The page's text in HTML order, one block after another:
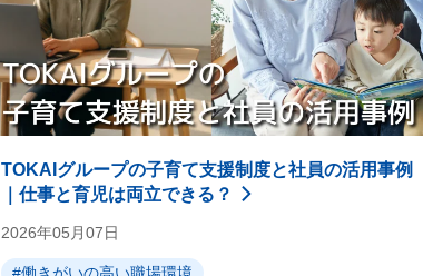
TOKAIグループの子育て支援制度と社員の活用事例
｜仕事と育児は両立できる？
2026年05月07日
#働きがいの高い職場環境